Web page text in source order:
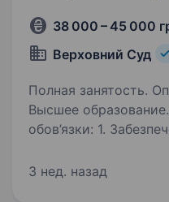
38 000 – 45 000
Верховний Суд
Полная занятость.
Высшее образование. Основні посадові
обов’язки: 1.
на одну з іноземних
3 нед. назад